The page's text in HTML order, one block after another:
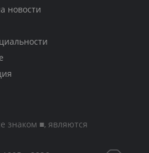
новости
знаком ■, являются